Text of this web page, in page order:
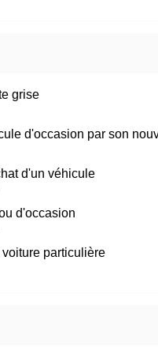
grise
d'occasion par son
d'un véhicule
d'occasion
particulière